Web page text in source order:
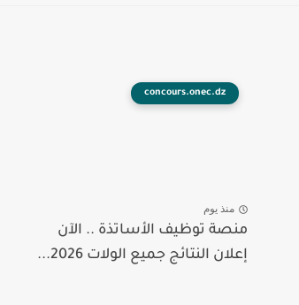
concours.onec.dz
منذ يوم
منصة توظيف الأساتذة .. الآن
إعلان النتائج جميع الولات 2026...